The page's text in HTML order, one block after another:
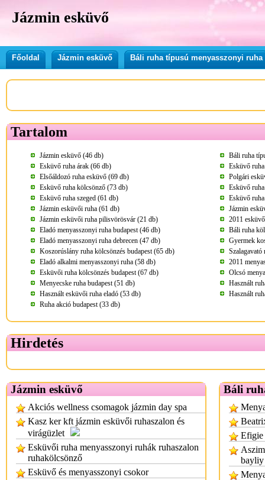
Jázmin esküvő
Főoldal Jázmin esküvő Báli ruha típusú menyasszonyi ruha
Tartalom
Jázmin esküvő (46 db)
Báli ruha
Esküvő ruha árak (66 db)
Esküvő
Elsőáldozó ruha esküvő (69 db)
Polgári
Esküvő ruha kölcsönző (73 db)
Esküvő
Esküvő ruha szeged (61 db)
Esküvő
Jázmin esküvői ruha (61 db)
Jázmin
Jázmin esküvői ruha pilisvörösvár (21 db)
2011
Eladó menyasszonyi ruha budapest (46 db)
Báli ruha
Eladó menyasszonyi ruha debrecen (47 db)
Gyermek
Koszorúslány ruha kölcsönzés budapest (65 db)
Szalagavató
Eladó alkalmi menyasszonyi ruha (58 db)
2011
Esküvői ruha kölcsönzés budapest (67 db)
Olcsó
Menyecske ruha budapest (51 db)
Használt
Használt esküvői ruha eladó (53 db)
Használt
Ruha akció budapest (33 db)
Hirdetés
Jázmin esküvő
Akciós wellness csomagok jázmin day spa
Kasz ker kft jázmin esküvői ruhaszalon és
virágüzlet
Esküvői ruha menyasszonyi ruhák ruhaszalon
ruhakölcsönző
Esküvő és menyasszonyi csokor
Báli
Efigie
bayliy